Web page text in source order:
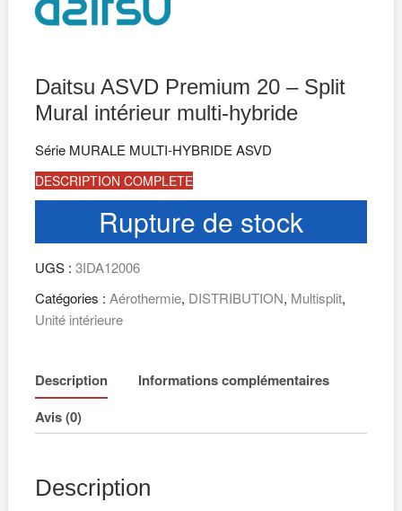
Daitsu ASVD Premium 20 – Split
Mural intérieur multi-hybride
SérieMURALE MULTI-HYBRIDE ASVD
DESCRIPTION COMPLETE
Rupture de stock
UGS : 3IDA12006
Catégories : Aérothermie, DISTRIBUTION, Multisplit,
Unité intérieure
Description
Informations complémentaires
Avis (0)
Description